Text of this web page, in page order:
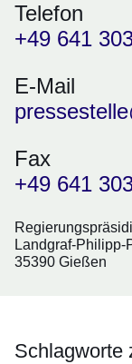
Telefon
+49 641
E-Mail
Fax
+49 641
Landgraf-Philipp-
35390 Gießen
Schlagworte